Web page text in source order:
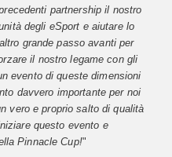
partnership il nostro
degli eSport e aiutare lo
grande passo avanti per
il nostro legame con gli
evento di queste dimensioni
davvero importante per noi
vero e proprio salto di qualità
questo evento e
Pinnacle Cup!"